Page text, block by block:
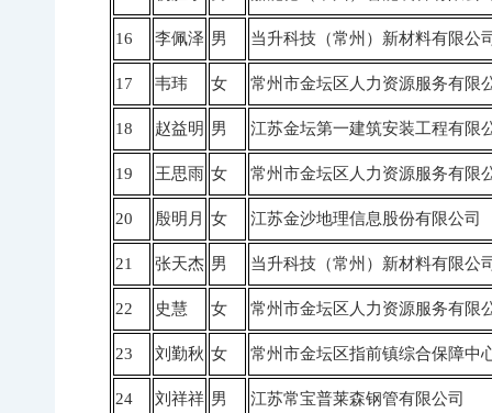
16 李佩泽 男 当升科技（常州）新材料有限公
17 韦玮 女 常州市金坛区人力资源服务有限
18 赵益明 男 江苏金坛第一建筑安装工程有限
19 王思雨 女 常州市金坛区人力资源服务有限
20 殷明月 女 江苏金沙地理信息股份有限公司
21 张天杰 男 当升科技（常州）新材料有限公
22 史慧 女 常州市金坛区人力资源服务有限
23 刘勤秋 女 常州市金坛区指前镇综合保障中
24 刘祥祥 男 江苏常宝普莱森钢管有限公司